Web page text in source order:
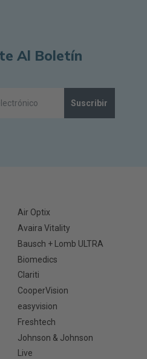
Al Boletín
Suscribir
Air Optix
Avaira Vitality
Bausch + Lomb ULTRA
Biomedics
Clariti
CooperVision
easyvision
Freshtech
Johnson & Johnson
Live